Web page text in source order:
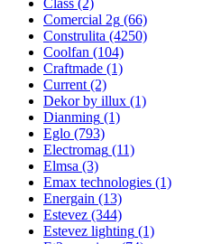
Comercial 2g (66)
Construlita (4250)
Coolfan (104)
Craftmade (1)
Current (2)
Dekor by illux (1)
Dianming (1)
Eglo (793)
Electromag (11)
Elmsa (3)
Emax technologies (1)
Energain (13)
Estevez (344)
Estevez lighting (1)